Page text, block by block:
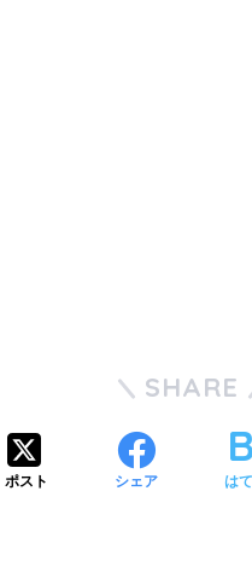
SHARE
ポスト シェア は